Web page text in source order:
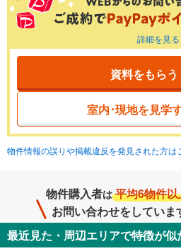
詳細を見る
資料をもらう
室内･現地を見学
物件情報の誤りや掲載違反を発見された方は
物件購入者は 平均6物件以
お問い合わせをしていま
最近見た・周辺エリアで特徴が似